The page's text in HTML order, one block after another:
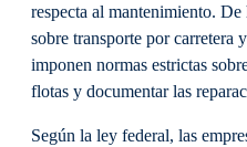
respecta al mantenimiento.
sobre transporte por carretera
imponen normas estrictas
flotas y documentar las
Según la ley federal, las